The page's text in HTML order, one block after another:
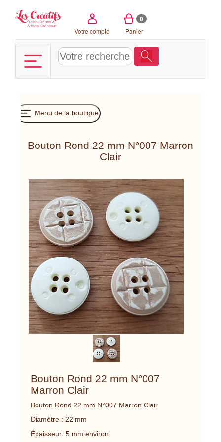
Votre compte
0
Panier
Menu de la boutique
Bouton Rond 22 mm N°007 Marron
Clair
Bouton Rond 22 mm N°007
Marron Clair
Bouton Rond 22 mm N°007 Marron Clair
Diamètre : 22 mm
Épaisseur: 5 mm environ.